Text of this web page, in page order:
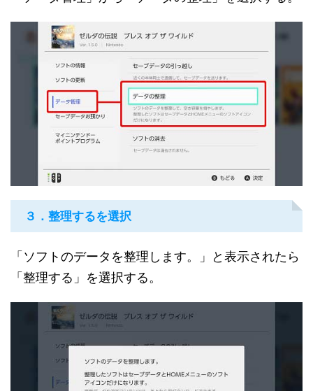
３．整理するを選択
「ソフトのデータを整理します。」と表示されたら
「整理する」を選択する。